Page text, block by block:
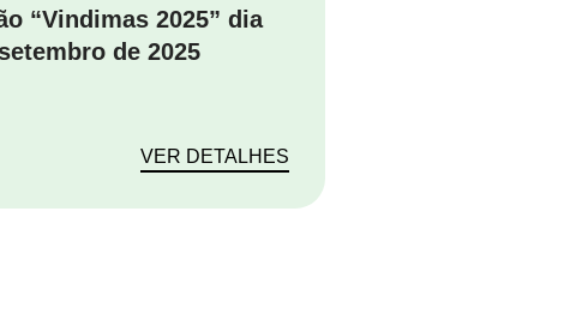
“Vindimas 2025” dia
de 2025
VER DETALHES